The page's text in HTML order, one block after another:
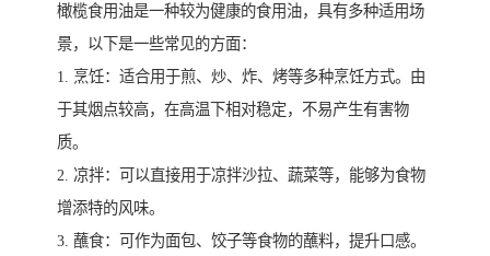
橄榄食用油是一种较为健康的食用油，具有多种适用场
景，以下是一些常见的方面：
1. 烹饪：适合用于煎、炒、炸、烤等多种烹饪方式。由
于其烟点较高，在高温下相对稳定，不易产生有害物
质。
2. 凉拌：可以直接用于凉拌沙拉、蔬菜等，能够为食物
增添特的风味。
3. 蘸食：可作为面包、饺子等食物的蘸料，提升口感。